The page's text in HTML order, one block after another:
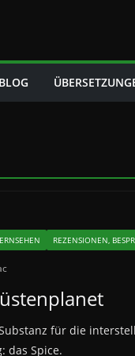
BLOG
REZENSIONEN,
für die
das Spice.